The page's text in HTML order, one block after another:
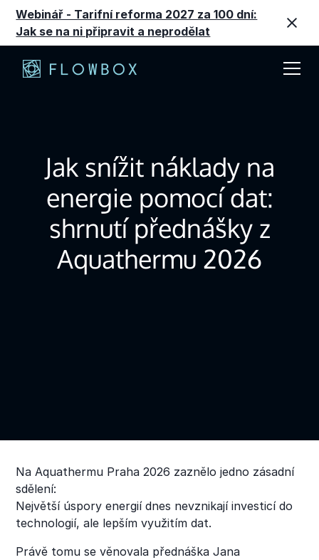
Webinář - Tarifní reforma 2027 za 100 dní:
Jak se na ni připravit a neprodělat
Jak snížit náklady na
energie pomocí dat:
shrnutí přednášky z
Aquathermu 2026
Na Aquathermu Praha 2026 zaznělo jedno zásadní
sdělení:
Největší úspory energií dnes nevznikají investicí do
technologií, ale lepším využitím dat.
Právě tomu se věnovala přednáška Jana